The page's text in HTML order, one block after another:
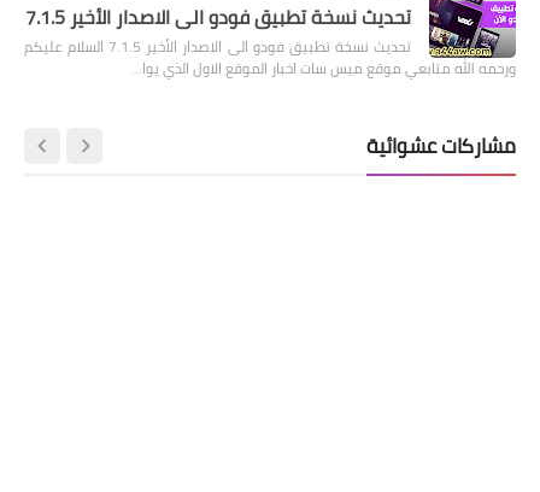
تحديث نسخة تطبيق فودو الى الاصدار الأخير 7.1.5
تحديث نسخة تطبيق فودو الى الاصدار الأخير 7.1.5 السلام عليكم
ورحمه الله متابعي موقع ميس سات اخبار الموقع الاول الذي يوا…
مشاركات عشوائية